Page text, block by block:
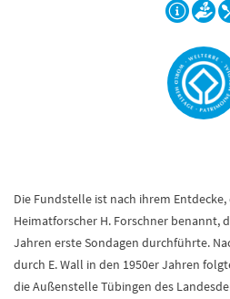
Die Fundstelle ist nach ihrem
Heimatforscher H. Forschner benannt,
Jahren erste Sondagen durchführte.
durch E. Wall in den 1950er Jahren
die Außenstelle Tübingen des